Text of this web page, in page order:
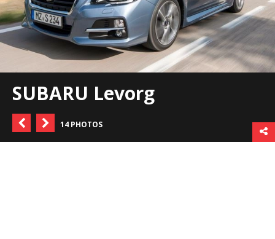
SUBARU Levorg
14 PHOTOS